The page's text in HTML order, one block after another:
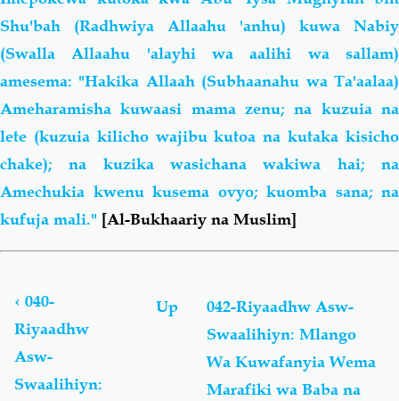
Shu'bah (Radhwiya Allaahu 'anhu) kuwa Nabiy
(Swalla Allaahu 'alayhi wa aalihi wa sallam)
amesema: "Hakika Allaah (Subhaanahu wa Ta'aalaa)
Ameharamisha kuwaasi mama zenu; na kuzuia na
lete (kuzuia kilicho wajibu kutoa na kutaka kisicho
chake); na kuzika wasichana wakiwa hai; na
Amechukia kwenu kusema ovyo; kuomba sana; na
kufuja mali." [Al-Bukhaariy na Muslim]
links
for
00-
Riyaadhw
Asw-
‹ 040-
Riyaadhw
Asw-
Swaalihiyn:
Up
042-Riyaadhw Asw-
Swaalihiyn: Mlango
Wa Kuwafanyia Wema
Marafiki wa Baba na